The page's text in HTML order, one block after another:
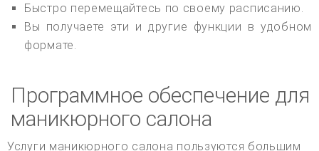
Быстро перемещайтесь по своему расписанию.
Вы получаете эти и другие функции в удобном
формате.
Программное обеспечение для
маникюрного салона
Услуги маникюрного салона пользуются большим